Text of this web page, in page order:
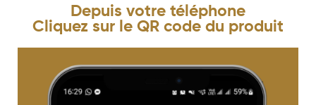
Depuis votre téléphone
Cliquez sur le QR code du produit